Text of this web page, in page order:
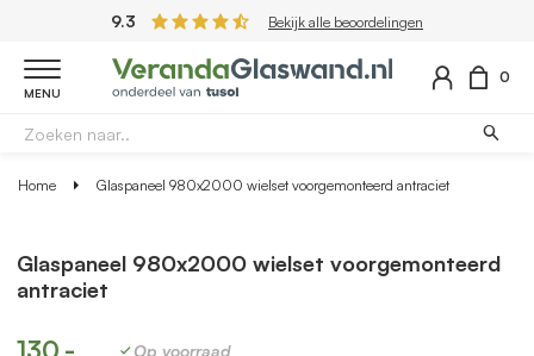
9.3 Bekijk alle beoordelingen
MENU
0
Home Glaspaneel 980x2000 wielset voorgemonteerd antraciet
Glaspaneel 980x2000 wielset voorgemonteerd
antraciet
Op voorraad